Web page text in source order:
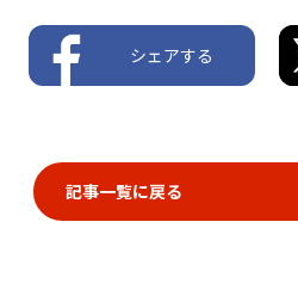
シェアする
記事一覧に戻る